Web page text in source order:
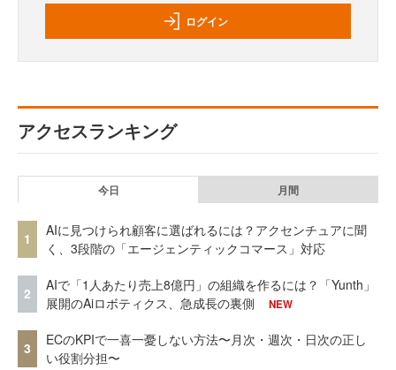
ログイン
アクセスランキング
今日 月間
1
AIに見つけられ顧客に選ばれるには？アクセンチュアに聞
く、3段階の「エージェンティックコマース」対応
2
AIで「1人あたり売上8億円」の組織を作るには？「Yunth」
展開のAiロボティクス、急成長の裏側
NEW
3
ECのKPIで一喜一憂しない方法〜月次・週次・日次の正し
い役割分担〜